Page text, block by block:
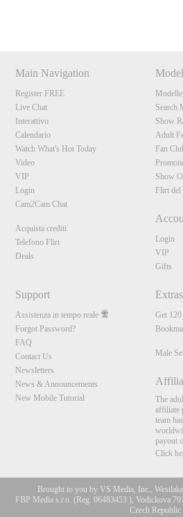
Main Navigation
Register FREE
Live Chat
Interattivo
Calendario
Watch What's Hot Today
Video
VIP
Login
Cam2Cam Chat
Acquista crediti
Telefono Flirt
Deals
Search
Show
Adult
Fan
Show
Flirt del
Login
VIP
Gifts
Support
Assistenza in tempo reale
Forgot Password?
FAQ
Contact Us
Newsletters
News & Announcements
New Mobile Tutorial
Extras
Get
Male
The
affiliate
team
payout
Click
Brought to you by VS Media, Inc.,
FBP Media s.r.o. (Reg. 06483453 ), Vodickova
Czech Republic